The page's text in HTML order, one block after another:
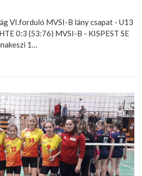
VI.forduló MVSI-B lány csapat - U13
0:3 (53:76) MVSI-B - KISPEST SE
1…